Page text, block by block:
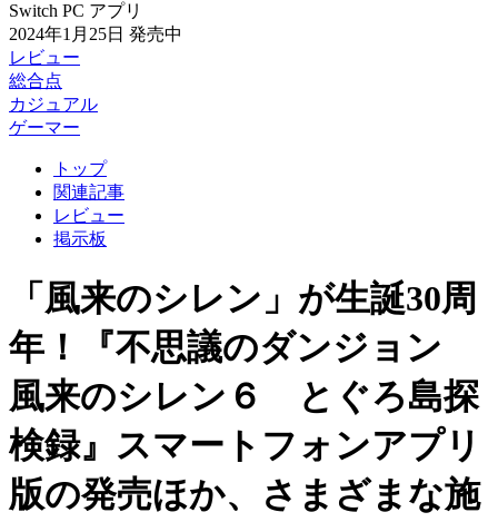
Switch PC アプリ
2024年1月25日 発売中
レビュー
総合点
カジュアル
ゲーマー
トップ
関連記事
レビュー
掲示板
「風来のシレン」が生誕30周
年！『不思議のダンジョン
風来のシレン６ とぐろ島探
検録』スマートフォンアプリ
版の発売ほか、さまざまな施